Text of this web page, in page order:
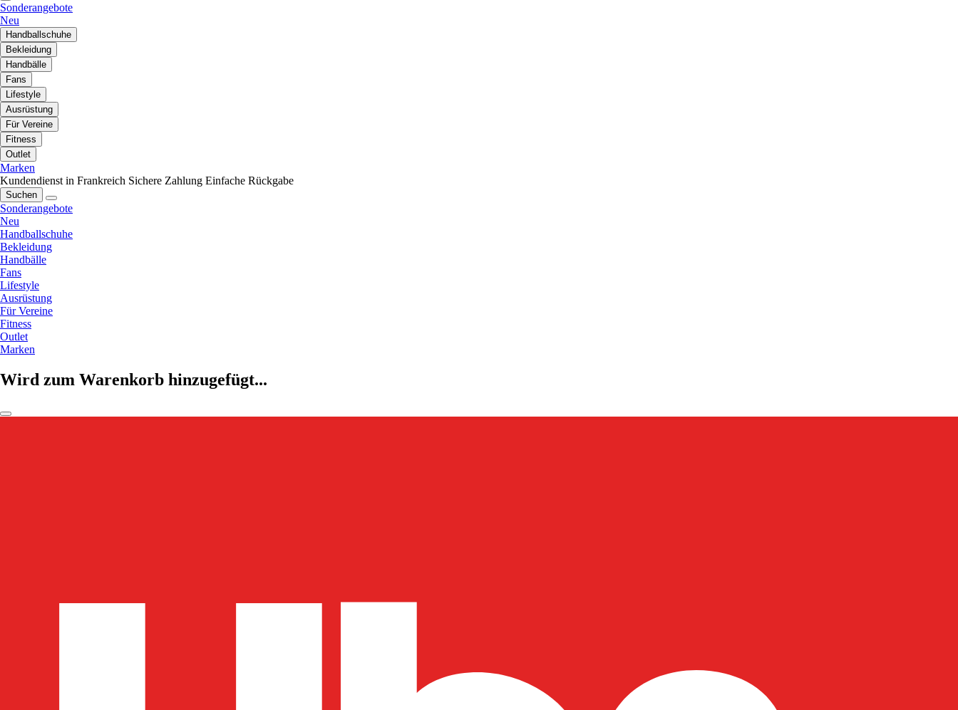
Sonderangebote
Neu
Handballschuhe
Bekleidung
Handbälle
Fans
Lifestyle
Ausrüstung
Für Vereine
Fitness
Outlet
Marken
Kundendienst in Frankreich Sichere Zahlung Einfache Rückgabe
Suchen
Sonderangebote
Neu
Handballschuhe
Bekleidung
Handbälle
Fans
Lifestyle
Ausrüstung
Für Vereine
Fitness
Outlet
Marken
Wird zum Warenkorb hinzugefügt...